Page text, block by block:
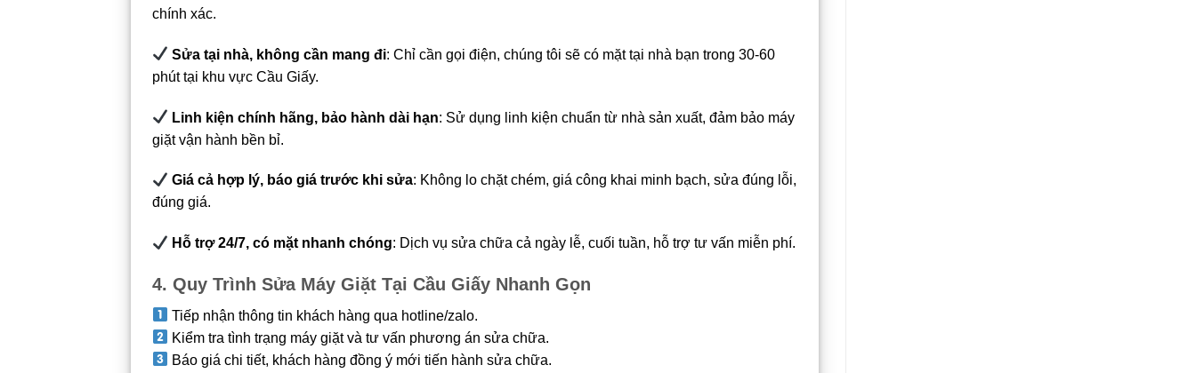
chính xác.
Sửa tại nhà, không cần mang đi: Chỉ cần gọi điện, chúng tôi sẽ có mặt tại nhà bạn trong 30-60
phút tại khu vực Cầu Giấy.
Linh kiện chính hãng, bảo hành dài hạn: Sử dụng linh kiện chuẩn từ nhà sản xuất, đảm bảo máy
giặt vận hành bền bỉ.
Giá cả hợp lý, báo giá trước khi sửa: Không lo chặt chém, giá công khai minh bạch, sửa đúng lỗi,
đúng giá.
Hỗ trợ 24/7, có mặt nhanh chóng: Dịch vụ sửa chữa cả ngày lễ, cuối tuần, hỗ trợ tư vấn miễn phí.
4. Quy Trình Sửa Máy Giặt Tại Cầu Giấy Nhanh Gọn
Tiếp nhận thông tin khách hàng qua hotline/zalo.
Kiểm tra tình trạng máy giặt và tư vấn phương án sửa chữa.
Báo giá chi tiết, khách hàng đồng ý mới tiến hành sửa chữa.